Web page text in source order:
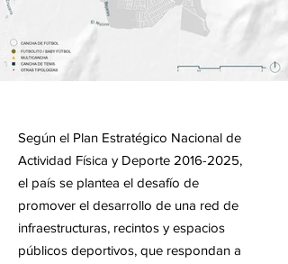
Según el Plan Estratégico Nacional de
Actividad Física y Deporte 2016-2025,
el país se plantea el desafío de
promover el desarrollo de una red de
infraestructuras, recintos y espacios
públicos deportivos, que respondan a